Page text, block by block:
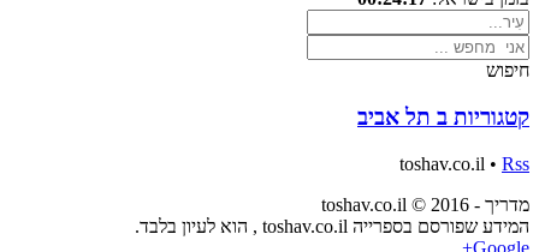
חיפוש
קטגוריות ב תל אביב
toshav.co.il • Rss
מדריך - toshav.co.il © 2016
המידע שפורסם בספרייה toshav.co.il , הוא לעיון בלבד.
Google+